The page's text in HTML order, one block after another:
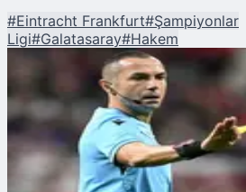
#Eintracht Frankfurt#Şampiyonlar
Ligi#Galatasaray#Hakem
Şu An Okunan
Eintracht Frankfurt-Galatasaray Maçının